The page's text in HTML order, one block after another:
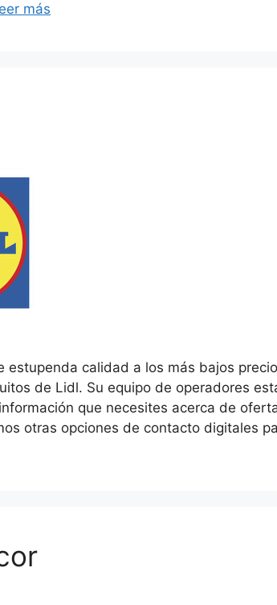
más
estupenda calidad a los más bajos
de Lidl. Su equipo de operadores
que necesites acerca de
otras opciones de contacto digitales